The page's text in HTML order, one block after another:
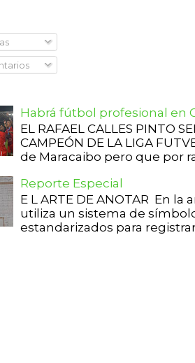
Habrá fútbol profesional en
EL RAFAEL CALLES PINTO
CAMPEÓN DE LA LIGA
de Maracaibo pero que por
Reporte Especial
E L ARTE DE ANOTAR En
utiliza un sistema de
estandarizados para